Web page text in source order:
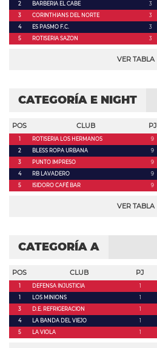
2
BARBERIA EL CABE 3
3
CORINTHIANS DEL NORTE 3
4
ES PASMO F.C. 3
5
ROTISERIA SAZON 3
VER TABLA
CATEGORÍA E NIGHT
POS CLUB PJ
1 ROTISERIA LOS HERMANOS 9
2
BLESS ROPA URBANA 9
3
PUNTO IMPRESO 9
4
RB LAVADERO 9
5
ISIDORO CAFÉ BAR 9
VER TABLA
CATEGORÍA A
POS CLUB PJ
1 DEFENSA INJUSTICIA 1
1
LOS MINIONS 1
3
D.E. REFRIGERACION 1
4
LA BANDA DEL VIEJO 1
5
LA VIOLA 1